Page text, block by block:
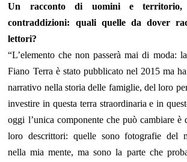
Un racconto di uomini e
contraddizioni: quali quelle da dover
lettori?
“L’elemento che non passerà mai di moda:
Fiano Terra è stato pubblicato nel 2015 ma
narrativo nella storia delle famiglie, del loro
investire in questa terra straordinaria e in
oggi l’unica componente che può cambiare
loro descrittori: quelle sono fotografie del
nella mia mente, ma sono la parte che